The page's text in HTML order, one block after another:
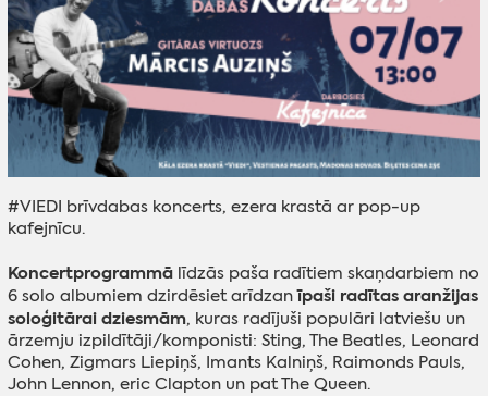
#VIEDI brīvdabas koncerts, ezera krastā ar pop-up
kafejnīcu.
Koncertprogrammālīdzās paša radītiem skaņdarbiem no
6 solo albumiem dzirdēsiet arīdzanīpaši radītas aranžijas
soloģitārai dziesmām, kuras radījuši populāri latviešu un
ārzemju izpildītāji/komponisti: Sting, The Beatles, Leonard
Cohen, Zigmars Liepiņš, Imants Kalniņš, Raimonds Pauls,
John Lennon, eric Clapton un pat The Queen.